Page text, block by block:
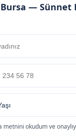
— Sünnet
metnini okudum ve